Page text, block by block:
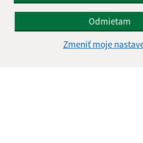
Odmietam
Zmeniť moje